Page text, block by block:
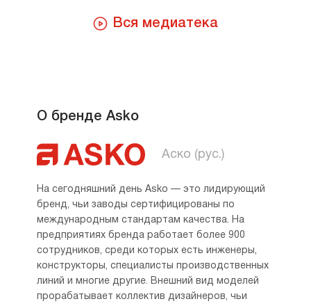
Вся медиатека
О бренде Asko
Аско (рус.)
На сегодняшний день Asko — это лидирующий
бренд, чьи заводы сертифицированы по
международным стандартам качества. На
предприятиях бренда работает более 900
сотрудников, среди которых есть инженеры,
конструкторы, специалисты производственных
линий и многие другие. Внешний вид моделей
прорабатывает коллектив дизайнеров, чьи